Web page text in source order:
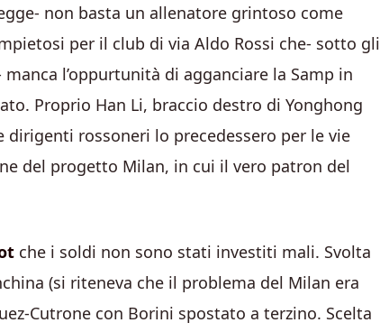
non basta un allenatore grintoso come
per il club di via Aldo Rossi che- sotto gli
l’oppurtunità di agganciare la Samp in
Proprio Han Li, braccio destro di Yonghong
rossoneri lo precedessero per le vie
del progetto Milan, in cui il vero patron del
che i soldi non sono stati investiti mali. Svolta
(si riteneva che il problema del Milan era
Cutrone con Borini spostato a terzino. Scelta